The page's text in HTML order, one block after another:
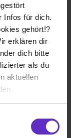
Infos für dich.
gehört!?
erklären dir
dich bitte
als du
aktuellen
den meisten
von
in den